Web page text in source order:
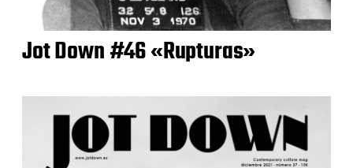
Jot Down #46 «Rupturas»